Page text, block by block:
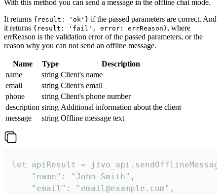
With this method you can send a message in the offline chat mode.
It returns {result: 'ok'} if the passed parameters are correct. And
it returns {result: 'fail', error: errReason}, where
errReason is the validation error of the passed parameters, or the
reason why you can not send an offline message.
Name Type
Description
name
string Client's name
email
string Client's email
phone
string Client's phone number
description string Additional information about the client
message
string Offline message text
let apiResult =
    "name": "John Smith",
    "email": "email@example.com",